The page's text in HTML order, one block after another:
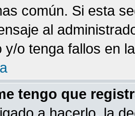
común. Si esta
al
y/o tenga fallos en
tengo que